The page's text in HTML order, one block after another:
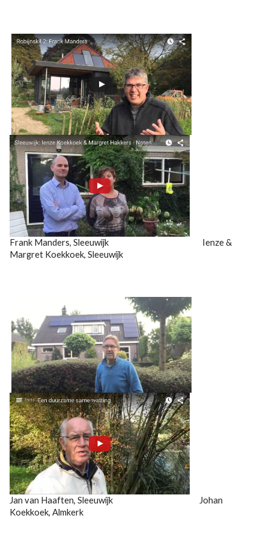
Frank Manders, Sleeuwijk Ienze &
Margret Koekkoek, Sleeuwijk
Jan van Haaften, Sleeuwijk Johan
Koekkoek, Almkerk